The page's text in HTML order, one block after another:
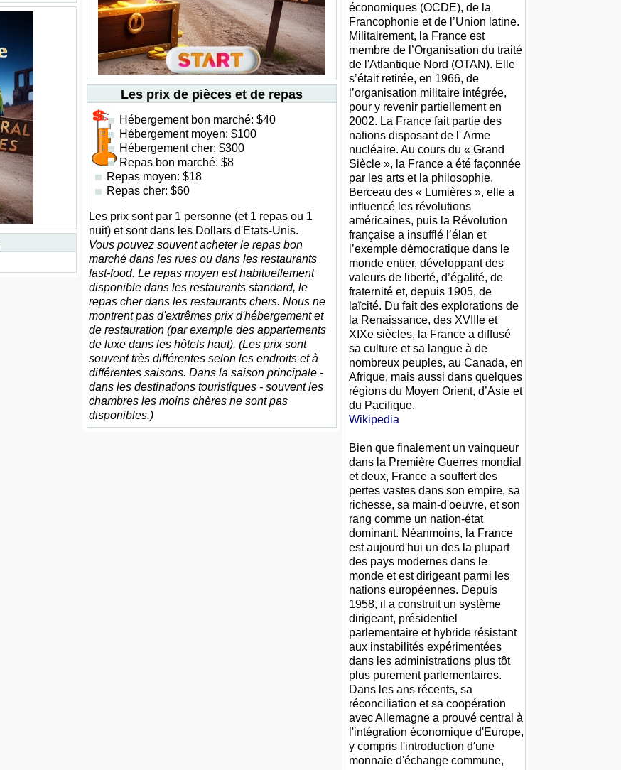
Les prix de pièces et de repas
Hébergement bon marché: $40
Hébergement moyen: $100
Hébergement cher: $300
Repas bon marché: $8
Repas moyen: $18
Repas cher: $60
Les prix sont par 1 personne (et 1 repas ou 1
nuit) et sont dans les Dollars d'Etats-Unis.
Vous pouvez souvent acheter le repas bon
marché dans les rues ou dans les restaurants
fast-food. Le repas moyen est habituellement
disponible dans les restaurants standard, le
repas cher dans les restaurants chers. Nous ne
montrent pas d'extrêmes prix d'hébergement et
de restauration (par exemple des appartements
de luxe dans les hôtels haut). (Les prix sont
souvent très différentes selon les endroits et à
différentes saisons. Dans la saison principale -
dans les destinations touristiques - souvent les
chambres les moins chères ne sont pas
disponibles.)
économiques (OCDE), de la
Francophonie et de l’Union latine.
Militairement, la France est
membre de l’Organisation du traité
de l'Atlantique Nord (OTAN). Elle
s’était retirée, en 1966, de
l’organisation militaire intégrée,
pour y revenir partiellement en
2002. La France fait partie des
nations disposant de l' Arme
nucléaire. Au cours du « Grand
Siècle », la France a été façonnée
par les arts et la philosophie.
Berceau des « Lumières », elle a
influencé les révolutions
américaines, puis la Révolution
française a insufflé l’élan et
l’exemple démocratique dans le
monde entier, développant des
valeurs de liberté, d’égalité, de
fraternité et, depuis 1905, de
laïcité. Du fait des explorations de
la Renaissance, des XVIIIe et
XIXe siècles, la France a diffusé
sa culture et sa langue à de
nombreux peuples, au Canada, en
Afrique, mais aussi dans quelques
régions du Moyen Orient, d’Asie et
du Pacifique.
Wikipedia
Bien que finalement un vainqueur
dans la Première Guerres mondial
et deux, France a souffert des
pertes vastes dans son empire, sa
richesse, sa main-d'oeuvre, et son
rang comme un nation-état
dominant. Néanmoins, la France
est aujourd'hui un des la plupart
des pays modernes dans le
monde et est dirigeant parmi les
nations européennes. Depuis
1958, il a construit un système
dirigeant, présidentiel
parlementaire et hybride résistant
aux instabilités expérimentées
dans les administrations plus tôt
plus purement parlementaires.
Dans les ans récents, sa
réconciliation et sa coopération
avec Allemagne a prouvé central à
l'intégration économique d'Europe,
y compris l'introduction d'une
monnaie d'échange commune,